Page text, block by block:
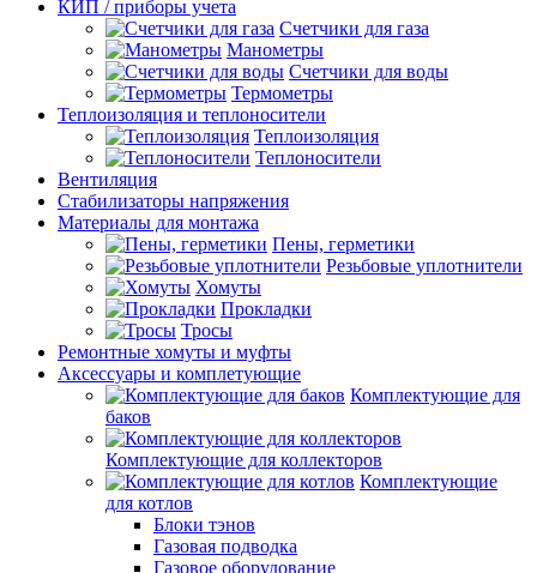
КИП / приборы учета
Счетчики для газа
Манометры
Счетчики для воды
Термометры
Теплоизоляция и теплоносители
Теплоизоляция
Теплоносители
Вентиляция
Стабилизаторы напряжения
Материалы для монтажа
Пены, герметики
Резьбовые уплотнители
Хомуты
Прокладки
Тросы
Ремонтные хомуты и муфты
Аксессуары и комплетующие
Комплектующие для
баков
Комплектующие для коллекторов
Комплектующие
для котлов
Блоки тэнов
Газовая подводка
Газовое оборудование